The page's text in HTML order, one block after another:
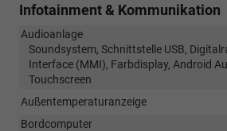
Infotainment & Kommunikation
Audioanlage
Soundsystem, Schnittstelle USB,
Interface (MMI), Farbdisplay, Android
Touchscreen
Außentemperaturanzeige
Bordcomputer